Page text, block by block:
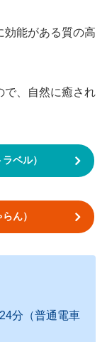
効能がある質の高
で、自然に癒され
ベル）
ん）
分（普通電車